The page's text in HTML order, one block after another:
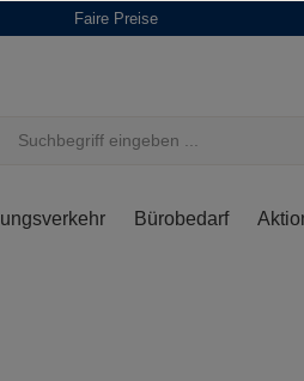
Faire Preise
Bürobedarf